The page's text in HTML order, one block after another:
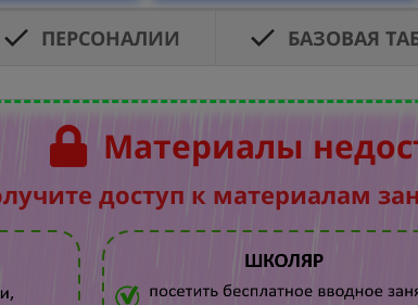
ПЕРСОНАЛИИ БАЗОВАЯ
Материалы
доступ к материалам